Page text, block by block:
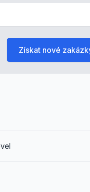
Získat nové